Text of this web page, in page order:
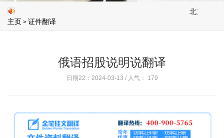
北京金笔佳文
主页 > 证件翻译
俄语招股说明说翻译
日期22：2024-03-13 / 人气： 179